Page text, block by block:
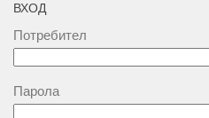
ВХОД
Потребител
Парола